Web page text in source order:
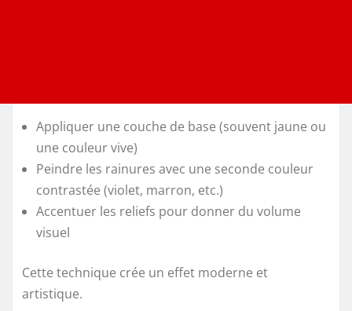
Appliquer une couche de base (souvent jaune ou
une couleur vive)
Peindre les rainures avec une seconde couleur
contrastée (violet, marron, etc.)
Accentuer les reliefs pour donner du volume
visuel
Cette technique crée un effet moderne et
artistique.